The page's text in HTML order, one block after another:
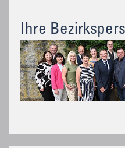
Ihre